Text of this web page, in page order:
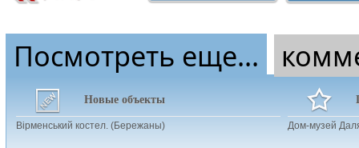
Посмотреть еще...
Новые объекты
Вірменський костел. (Бережаны) Дом-музей